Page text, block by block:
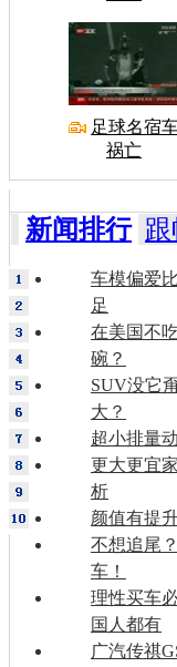
足球名宿
祸亡
新闻排行
车模偏爱
足
在美国不
碗？
SUV没它
大？
超小排量
更大更宜
析
颜值有提
不想追尾
车！
理性买车
国人都有
广汽传祺